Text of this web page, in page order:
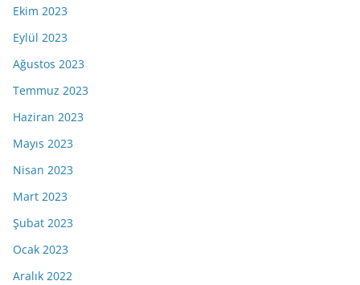
Ekim 2023
Eylül 2023
Ağustos 2023
Temmuz 2023
Haziran 2023
Mayıs 2023
Nisan 2023
Mart 2023
Şubat 2023
Ocak 2023
Aralık 2022